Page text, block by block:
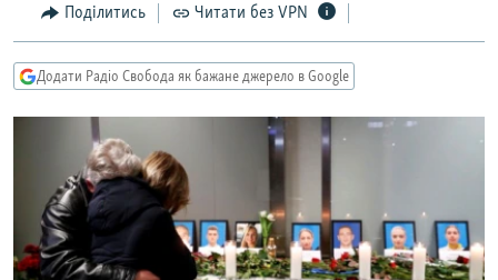
пошукуКУЛЬТУРА
УКРАЇНА
КРИМ.РЕАЛІЇ
СХЕМИ
КИТАЙ.ВИКЛИКИ
МУЛЬТИМЕДІА
ФОТО
СПЕЦПРОЄКТИ
Поділитись Читати без VPN
Додати Радіо Свобода як бажане джерело в Google